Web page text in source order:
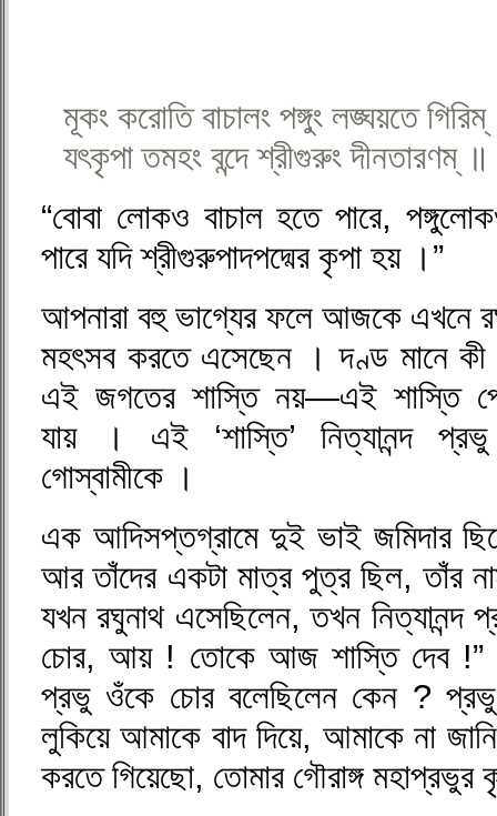
মূকং করোতি বাচালং পঙ্গুং লঙ্ঘয়তে
যৎকৃপা তমহং বন্দে শ্রীগুরুং দীনতারণম্ ॥
“বোবা লোকও বাচাল হতে পারে,
পারে যদি শ্রীগুরুপাদপদ্মের কৃপা হয় ।”
আপনারা বহু ভাগ্যের ফলে আজকে এখনে
মহৎসব করতে এসেছেন । দণ্ড মানে
এই জগতের শাস্তি নয়—এই শাস্তি
যায় । এই ‘শাস্তি’ নিত্যানন্দ প্রভু
গোস্বামীকে ।
এক আদিসপ্তগ্রামে দুই ভাই জমিদার
আর তাঁদের একটা মাত্র পুত্র ছিল, তাঁর
যখন রঘুনাথ এসেছিলেন, তখন
চোর, আয় ! তোকে আজ শাস্তি দেব !”
প্রভু ওঁকে চোর বলেছিলেন কেন ? প্রভু
লুকিয়ে আমাকে বাদ দিয়ে, আমাকে না
করতে গিয়েছো, তোমার গৌরাঙ্গ